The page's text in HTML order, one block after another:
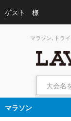
ゲスト 様
マラソン､トラ
マラソン